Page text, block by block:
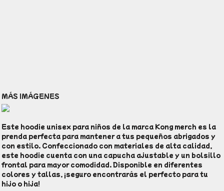
MÁS IMÁGENES
Este hoodie unisex para niños de la marca Kong merch es la
prenda perfecta para mantener a tus pequeños abrigados y
con estilo. Confeccionado con materiales de alta calidad,
este hoodie cuenta con una capucha ajustable y un bolsillo
frontal para mayor comodidad. Disponible en diferentes
colores y tallas, ¡seguro encontrarás el perfecto para tu
hijo o hija!